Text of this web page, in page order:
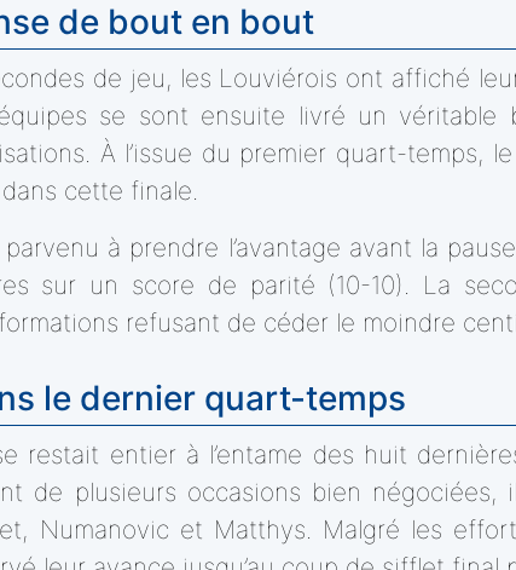
de bout en bout
de jeu, les Louviérois ont affiché
se sont ensuite livré un véritable
À l’issue du premier quart-temps,
cette finale.
à prendre l’avantage avant la
sur un score de parité (10-10). La
refusant de céder le moindre
le dernier quart-temps
restait entier à l’entame des huit
de plusieurs occasions bien négociées,
Numanovic et Matthys. Malgré les